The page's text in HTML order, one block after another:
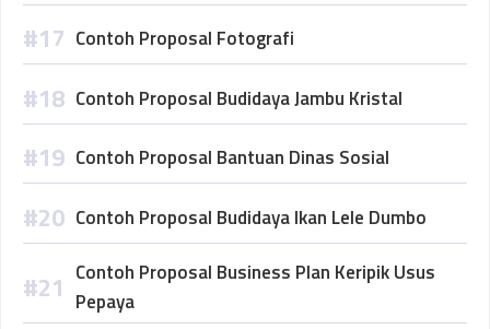
Contoh Proposal Fotografi
Contoh Proposal Budidaya Jambu Kristal
Contoh Proposal Bantuan Dinas Sosial
Contoh Proposal Budidaya Ikan Lele Dumbo
Contoh Proposal Business Plan Keripik Usus
Pepaya